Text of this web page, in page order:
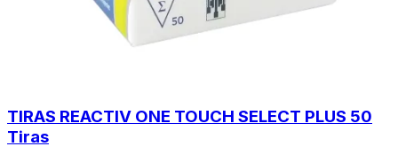
TIRAS REACTIV ONE TOUCH SELECT PLUS 50
Tiras